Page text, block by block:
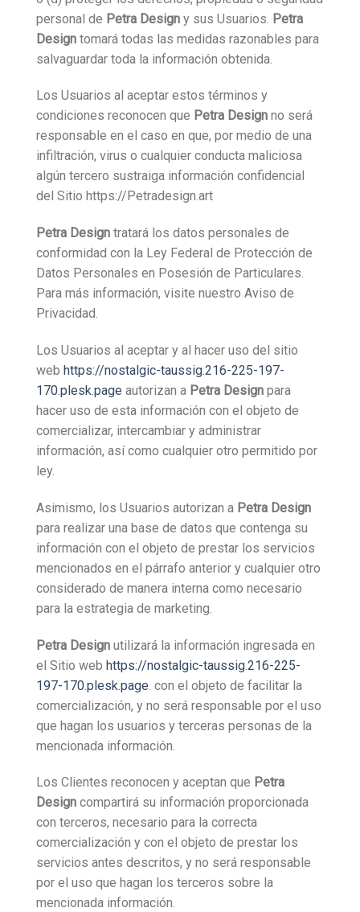
personal de Petra Design y sus Usuarios. Petra
Design tomará todas las medidas razonables para
salvaguardar toda la información obtenida.
Los Usuarios al aceptar estos términos y
condiciones reconocen que Petra Design no será
responsable en el caso en que, por medio de una
infiltración, virus o cualquier conducta maliciosa
algún tercero sustraiga información confidencial
del Sitio https://Petradesign.art
Petra Design tratará los datos personales de
conformidad con la Ley Federal de Protección de
Datos Personales en Posesión de Particulares.
Para más información, visite nuestro Aviso de
Privacidad.
Los Usuarios al aceptar y al hacer uso del sitio
web https://nostalgic-taussig.216-225-197-
170.plesk.page autorizan a Petra Design para
hacer uso de esta información con el objeto de
comercializar, intercambiar y administrar
información, así como cualquier otro permitido por
ley.
Asimismo, los Usuarios autorizan a Petra Design
para realizar una base de datos que contenga su
información con el objeto de prestar los servicios
mencionados en el párrafo anterior y cualquier otro
considerado de manera interna como necesario
para la estrategia de marketing.
Petra Design utilizará la información ingresada en
el Sitio web https://nostalgic-taussig.216-225-
197-170.plesk.page . con el objeto de facilitar la
comercialización, y no será responsable por el uso
que hagan los usuarios y terceras personas de la
mencionada información.
Los Clientes reconocen y aceptan que Petra
Design compartirá su información proporcionada
con terceros, necesario para la correcta
comercialización y con el objeto de prestar los
servicios antes descritos, y no será responsable
por el uso que hagan los terceros sobre la
mencionada información.